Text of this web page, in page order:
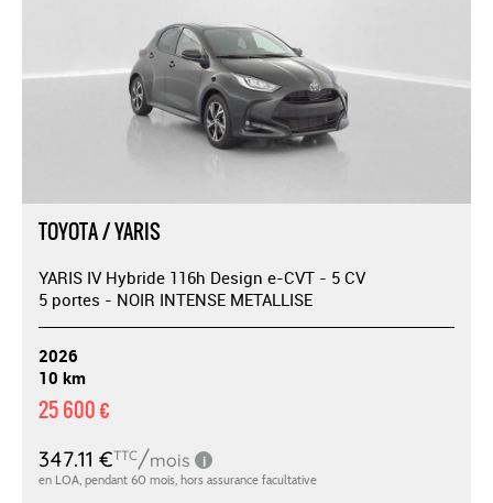
TOYOTA / YARIS
YARIS IV Hybride 116h Design e-CVT - 5 CV
5 portes - NOIR INTENSE METALLISE
2026
10 km
25 600 €